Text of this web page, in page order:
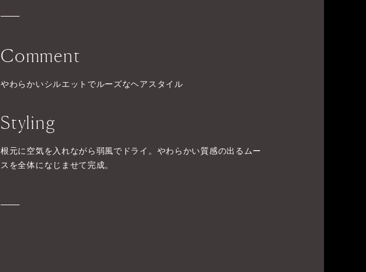
Comment
やわらかいシルエットでルーズなヘアスタイル
Styling
根元に空気を入れながら弱風でドライ。やわらかい質感の出るムー
スを全体になじませて完成。